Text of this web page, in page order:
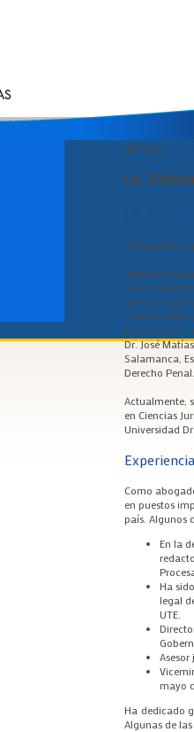
Está aquí:
Lic.
Formación y
Délmer
de los
licenciatura
Delgado. Más
Jurídicas por
Dr. José
Salamanca,
Derecho Penal.
Actualmente,
en Ciencias
Universidad
Como
en puestos
país. Algunos
En la
Ha
legal
UTE.
mayo
Ha dedicado
Algunas de